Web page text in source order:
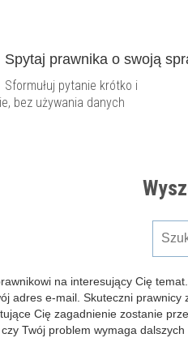
Spytaj prawnika o swoją
Sformułuj pytanie krótko i
bez używania danych
na interesujący Cię
adres e-mail. Skuteczni
Cię zagadnienie zostanie
Twój problem wymaga dalszych